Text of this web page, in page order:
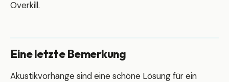
Overkill.
Eine letzte Bemerkung
Akustikvorhänge sind eine schöne Lösung für ein